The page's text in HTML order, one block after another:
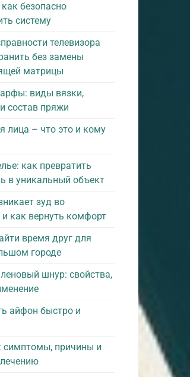
безопасно
систему
телевизора
без замены
матрицы
виды вязки,
состав пряжи
лица – что это и кому
как превратить
в уникальный объект
зуд во
как вернуть комфорт
время друг для
городе
шнур: свойства,
айфон быстро и
симптомы, причины и